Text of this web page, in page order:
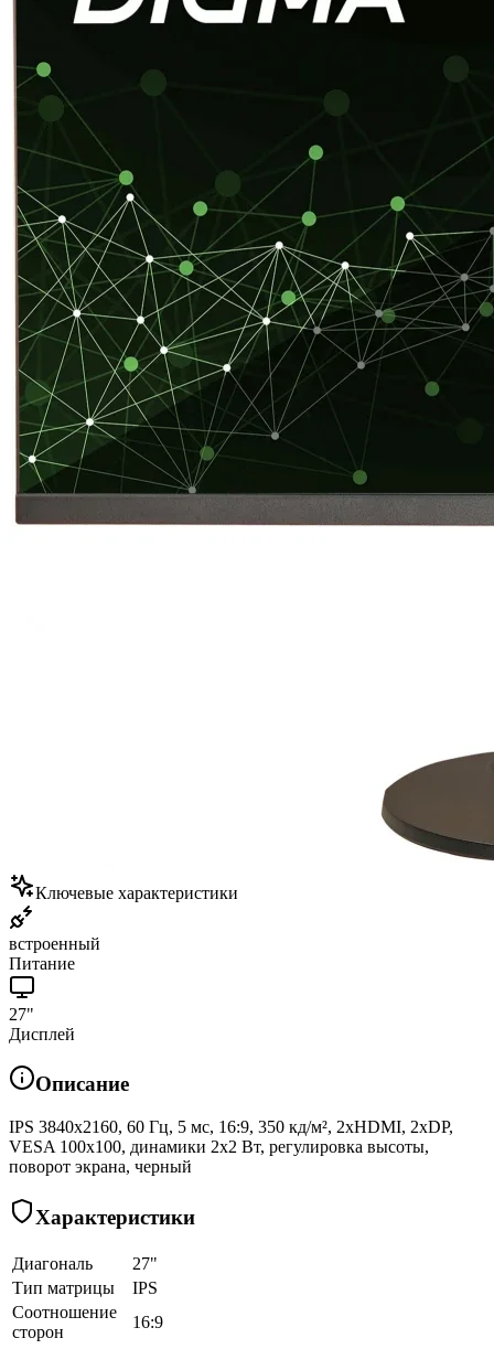
Ключевые характеристики
встроенный
Питание
27"
Дисплей
Описание
IPS 3840x2160, 60 Гц, 5 мс, 16:9, 350 кд/м², 2xHDMI, 2xDP,
VESA 100х100, динамики 2x2 Вт, регулировка высоты,
поворот экрана, черный
Характеристики
Диагональ
27"
Тип матрицы
IPS
Соотношение
сторон
16:9